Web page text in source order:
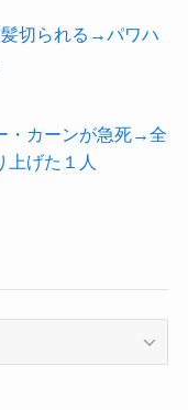
切られる→パワハ
・カーンが急死→全
上げた１人